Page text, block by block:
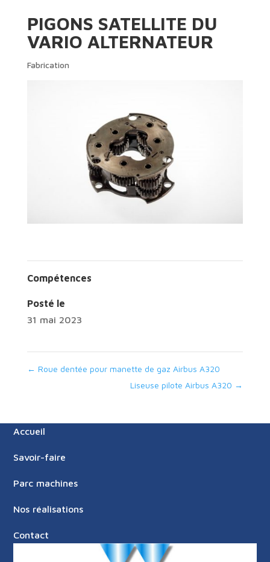
PIGONS SATELLITE DU
VARIO ALTERNATEUR
Fabrication
Compétences
Posté le
31 mai 2023
← Roue dentée pour manette de gaz Airbus A320
Liseuse pilote Airbus A320 →
Accueil
Savoir-faire
Parc machines
Nos réalisations
Contact